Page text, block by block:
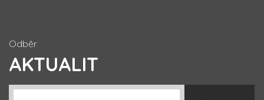
Odběr
AKTUALIT